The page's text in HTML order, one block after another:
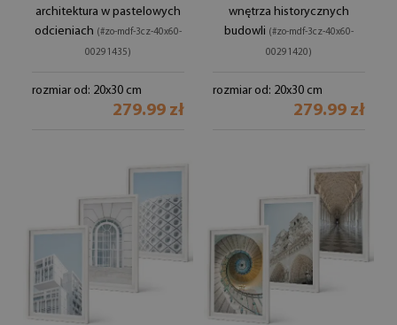
architektura w pastelowych
odcieniach (#zo-mdf-3cz-40x60-
00291435)
rozmiar od: 20x30 cm
279.99 zł
wnętrza historycznych
budowli (#zo-mdf-3cz-40x60-
00291420)
rozmiar od: 20x30 cm
279.99 zł